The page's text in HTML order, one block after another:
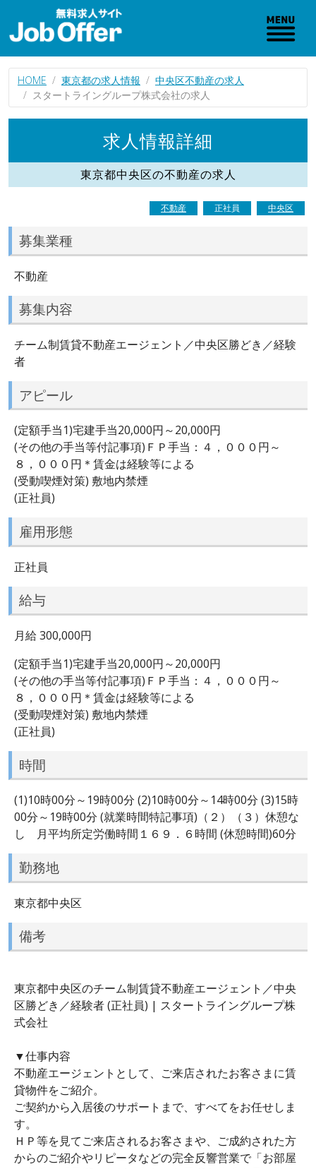
HOME 東京都の求人情報
中央区不動産の求人
スタートライングループ株式会社の求人
求人情報詳細
東京都中央区の不動産の求人
不動産 正社員 中央区
募集業種
不動産
募集内容
チーム制賃貸不動産エージェント／中央区勝どき／経験
者
アピール
(定額手当1)宅建手当20,000円～20,000円
(その他の手当等付記事項)ＦＰ手当：４，０００円～
８，０００円＊賃金は経験等による
(受動喫煙対策) 敷地内禁煙
(正社員)
雇用形態
正社員
給与
月給 300,000円
(定額手当1)宅建手当20,000円～20,000円
(その他の手当等付記事項)ＦＰ手当：４，０００円～
８，０００円＊賃金は経験等による
(受動喫煙対策) 敷地内禁煙
(正社員)
時間
(1)10時00分～19時00分 (2)10時00分～14時00分 (3)15時
00分～19時00分 (就業時間特記事項)（２）（３）休憩な
し 月平均所定労働時間１６９．６時間 (休憩時間)60分
勤務地
東京都中央区
備考
東京都中央区のチーム制賃貸不動産エージェント／中央
区勝どき／経験者 (正社員) | スタートライングループ株
式会社
▼仕事内容
不動産エージェントとして、ご来店されたお客さまに賃
貸物件をご紹介。
ご契約から入居後のサポートまで、すべてをお任せしま
す。
ＨＰ等を見てご来店されるお客さまや、ご成約された方
からのご紹介やリピータなどの完全反響営業で「お部屋